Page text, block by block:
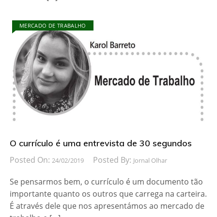
MERCADO DE TRABALHO
O currículo é uma entrevista de 30 segundos
Posted On: 24/02/2019 Posted By: Jornal Olhar
Se pensarmos bem, o currículo é um documento tão
importante quanto os outros que carrega na carteira.
É através dele que nos apresentámos ao mercado de